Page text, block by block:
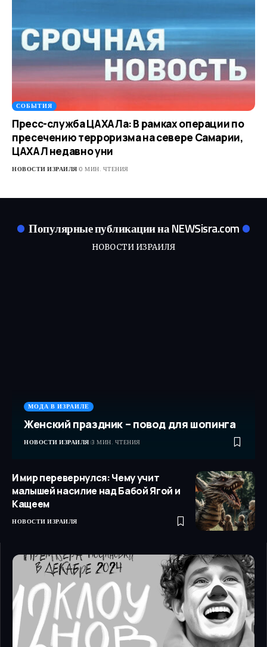
СОБЫТИЯ
Пресс-служба ЦАХАЛа: В рамках операции по
пресечению терроризма на севере Самарии,
ЦАХАЛ недавно уни
НОВОСТИ ИЗРАИЛЯ 0 МИН. ЧТЕНИЯ
Популярные публикации на NEWSisra.com
НОВОСТИ ИЗРАИЛЯ
МОДА В ИЗРАИЛЕ
Женский праздник – повод для шопинга
НОВОСТИ ИЗРАИЛЯ 3 МИН. ЧТЕНИЯ
И мир перевернулся: Чему учит
малышей насилие над Бабой Ягой и
Кащеем
НОВОСТИ ИЗРАИЛЯ